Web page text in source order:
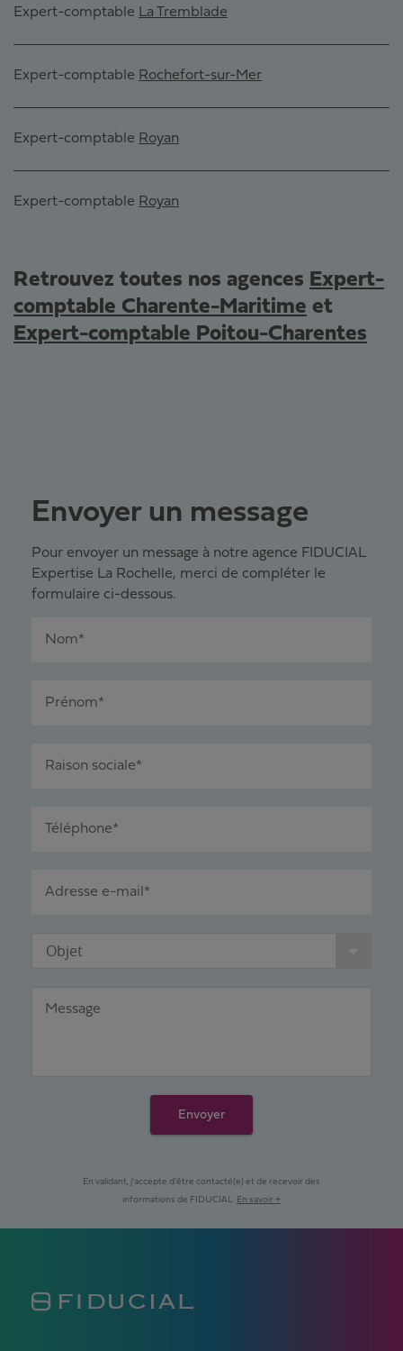
Expert-comptable La Tremblade
Expert-comptable Rochefort-sur-Mer
Expert-comptable Royan
Expert-comptable Royan
Retrouvez toutes nos agences Expert-
comptable Charente-Maritime et
Expert-comptable Poitou-Charentes
Envoyer un message
Pour envoyer un message à notre agence FIDUCIAL
Expertise La Rochelle, merci de compléter le
formulaire ci-dessous.
Nom*
Prénom*
Raison sociale*
Téléphone*
Adresse e-mail*
Objet
Message
Envoyer
En validant, j'accepte d'être contacté(e) et de recevoir des
informations de FIDUCIAL. En savoir +